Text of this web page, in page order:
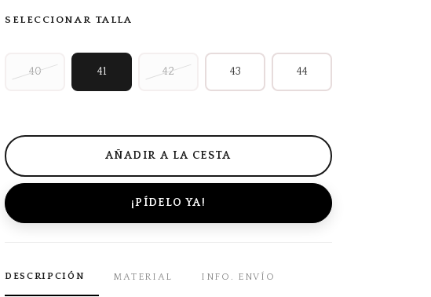
SELECCIONAR TALLA
40 41 42 43 44
¡PÍDELO YA!
DESCRIPCIÓN MATERIAL INFO. ENVÍO